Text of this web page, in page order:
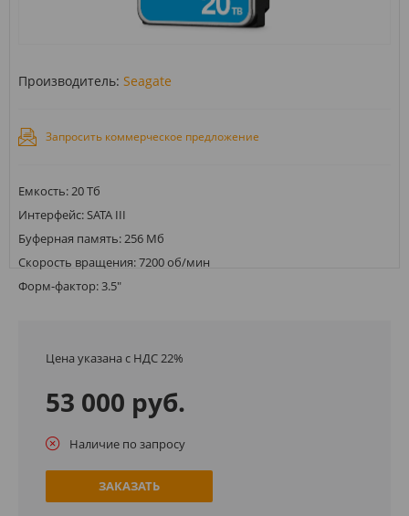
Производитель: Seagate
Запросить коммерческое предложение
Емкость: 20 Тб
Интерфейс: SATA III
Буферная память: 256 Мб
Скорость вращения: 7200 об/мин
Форм-фактор: 3.5"
Цена указана с НДС 22%
53 000 руб.
Наличие по запросу
ЗАКАЗАТЬ